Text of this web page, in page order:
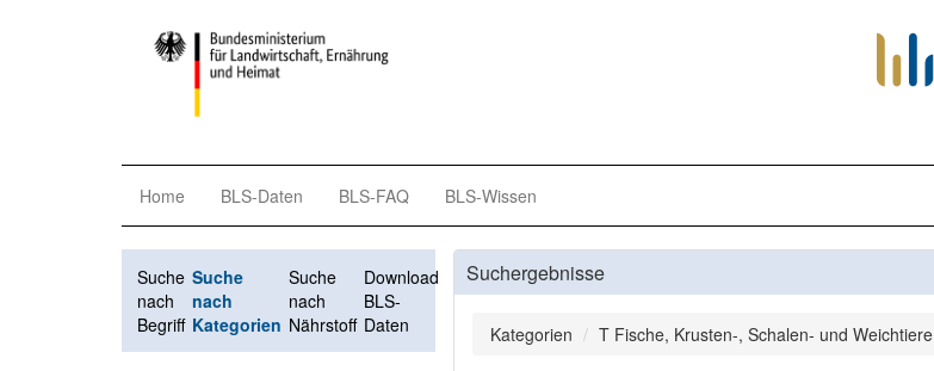
Home BLS-Daten BLS-FAQ BLS-Wissen
Suche
nach
Begriff
Suche
nach
Kategorien
Suche
nach
Nährstoff
Download
BLS-
Daten
Suchergebnisse
Kategorien T Fische, Krusten-, Schalen- und Weichtiere